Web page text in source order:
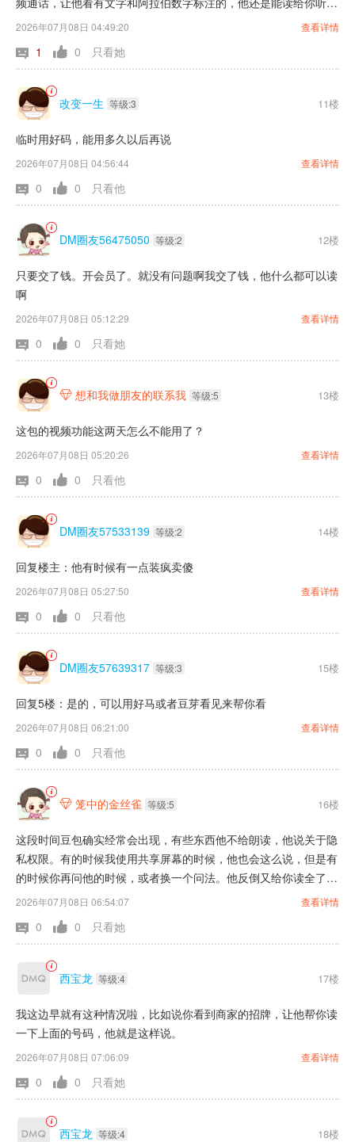
的，唯独就是你问他，个人敏感信息如身份证电话号码等，你别想
2026年07月08日 04:49:20 查看详情
1 0 只看她
改变一生 等级:3 11楼
临时用好码，能用多久以后再说
2026年07月08日 04:56:44 查看详情
0 0 只看他
DM圈友56475050 等级:2 12楼
只要交了钱。开会员了。就没有问题啊我交了钱，他什么都可以读
啊
2026年07月08日 05:12:29 查看详情
0 0 只看她
 想和我做朋友的联系我 等级:5 13楼
这包的视频功能这两天怎么不能用了？
2026年07月08日 05:20:26 查看详情
0 0 只看他
DM圈友57533139 等级:2 14楼
回复楼主：他有时候有一点装疯卖傻
2026年07月08日 05:27:50 查看详情
0 0 只看他
DM圈友57639317 等级:3 15楼
回复5楼：是的，可以用好马或者豆芽看见来帮你看
2026年07月08日 06:21:00 查看详情
0 0 只看他
 笼中的金丝雀 等级:5 16楼
这段时间豆包确实经常会出现，有些东西他不给朗读，他说关于隐
私权限。有的时候我使用共享屏幕的时候，他也会这么说，但是有
的时候你再问他的时候，或者换一个问法。他反倒又给你读全了。
不知道这到底是怎么回事？还有现在豆包我觉得就是不如以前好用
西，再看下一个。你问他的时候，有的时候他就给读串台。
2026年07月08日 06:54:07 查看详情
0 0 只看她
西宝龙 等级:4 17楼
我这边早就有这种情况啦，比如说你看到商家的招牌，让他帮你读
一下上面的号码，他就是这样说。
2026年07月08日 07:06:09 查看详情
0 0 只看她
西宝龙 等级:4 18楼